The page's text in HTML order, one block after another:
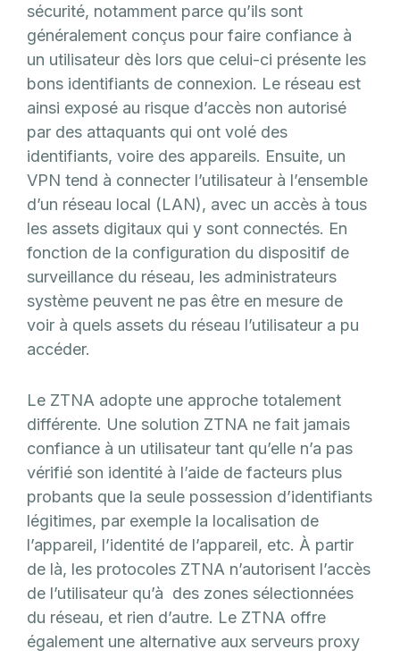
sécurité, notamment parce qu’ils sont
généralement conçus pour faire confiance à
un utilisateur dès lors que celui-ci présente les
bons identifiants de connexion. Le réseau est
ainsi exposé au risque d’accès non autorisé
par des attaquants qui ont volé des
identifiants, voire des appareils. Ensuite, un
VPN tend à connecter l’utilisateur à l’ensemble
d’un réseau local (LAN), avec un accès à tous
les assets digitaux qui y sont connectés. En
fonction de la configuration du dispositif de
surveillance du réseau, les administrateurs
système peuvent ne pas être en mesure de
voir à quels assets du réseau l’utilisateur a pu
accéder.
Le ZTNA adopte une approche totalement
différente. Une solution ZTNA ne fait jamais
confiance à un utilisateur tant qu’elle n’a pas
vérifié son identité à l’aide de facteurs plus
probants que la seule possession d’identifiants
légitimes, par exemple la localisation de
l’appareil, l’identité de l’appareil, etc. À partir
de là, les protocoles ZTNA n’autorisent l’accès
de l’utilisateur qu’à des zones sélectionnées
du réseau, et rien d’autre. Le ZTNA offre
également une alternative aux serveurs proxy